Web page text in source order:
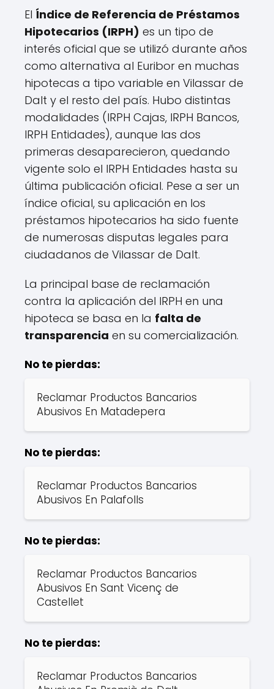
El Índice de Referencia de Préstamos
Hipotecarios (IRPH) es un tipo de
interés oficial que se utilizó durante años
como alternativa al Euribor en muchas
hipotecas a tipo variable en Vilassar de
Dalt y el resto del país. Hubo distintas
modalidades (IRPH Cajas, IRPH Bancos,
IRPH Entidades), aunque las dos
primeras desaparecieron, quedando
vigente solo el IRPH Entidades hasta su
última publicación oficial. Pese a ser un
índice oficial, su aplicación en los
préstamos hipotecarios ha sido fuente
de numerosas disputas legales para
ciudadanos de Vilassar de Dalt.
La principal base de reclamación
contra la aplicación del IRPH en una
hipoteca se basa en la falta de
transparencia en su comercialización.
No te pierdas:
Reclamar Productos Bancarios
Abusivos En Matadepera
No te pierdas:
Reclamar Productos Bancarios
Abusivos En Palafolls
No te pierdas:
Reclamar Productos Bancarios
Abusivos En Sant Vicenç de
Castellet
No te pierdas:
Reclamar Productos Bancarios